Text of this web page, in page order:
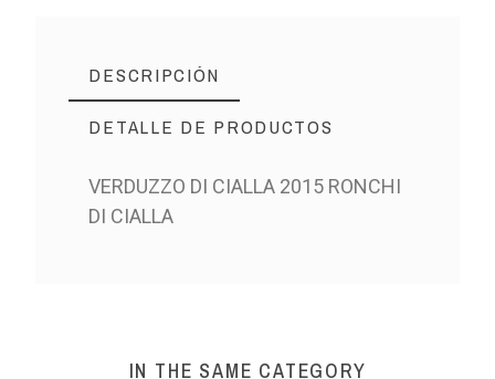
DESCRIPCIÓN
DETALLE DE PRODUCTOS
VERDUZZO DI CIALLA 2015 RONCHI
DI CIALLA
IN THE SAME CATEGORY